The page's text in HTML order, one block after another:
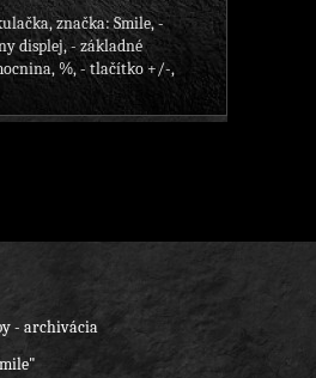
značka: Smile, -
displej, - základné
%, - tlačítko +/-,
- archivácia